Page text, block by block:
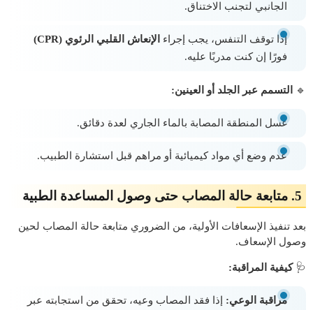
الجانبي لتجنب الاختناق.
إذا توقف التنفس، يجب إجراء
الإنعاش القلبي الرئوي (CPR)
فورًا إن كنت مدربًا عليه.
🔹 التسمم عبر الجلد أو العينين:
غسل المنطقة المصابة بالماء الجاري لعدة دقائق.
عدم وضع أي مواد كيميائية أو مراهم قبل استشارة الطبيب.
5. متابعة حالة المصاب حتى وصول المساعدة الطبية
بعد تنفيذ الإسعافات الأولية، من الضروري متابعة حالة المصاب لحين
وصول الإسعاف.
🩺كيفية المراقبة:
مراقبة الوعي: إذا فقد المصاب وعيه، تحقق من استجابته عبر